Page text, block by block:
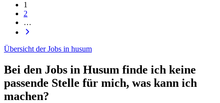
1
2
…
Übersicht der Jobs in husum
Bei den Jobs in Husum finde ich keine
passende Stelle für mich, was kann ich
machen?